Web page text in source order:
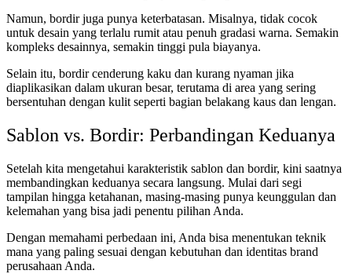
Namun, bordir juga punya keterbatasan. Misalnya, tidak cocok
untuk desain yang terlalu rumit atau penuh gradasi warna. Semakin
kompleks desainnya, semakin tinggi pula biayanya.
Selain itu, bordir cenderung kaku dan kurang nyaman jika
diaplikasikan dalam ukuran besar, terutama di area yang sering
bersentuhan dengan kulit seperti bagian belakang kaus dan lengan.
Sablon vs. Bordir: Perbandingan Keduanya
Setelah kita mengetahui karakteristik sablon dan bordir, kini saatnya
membandingkan keduanya secara langsung. Mulai dari segi
tampilan hingga ketahanan, masing-masing punya keunggulan dan
kelemahan yang bisa jadi penentu pilihan Anda.
Dengan memahami perbedaan ini, Anda bisa menentukan teknik
mana yang paling sesuai dengan kebutuhan dan identitas brand
perusahaan Anda.